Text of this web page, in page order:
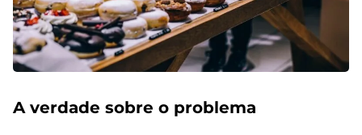
A verdade sobre o problema